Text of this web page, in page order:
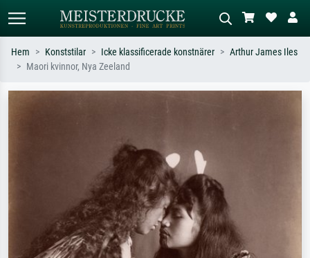
Hem Konststilar Icke klassificerade konstnärer
Arthur James Iles
Maori kvinnor, Nya Zeeland